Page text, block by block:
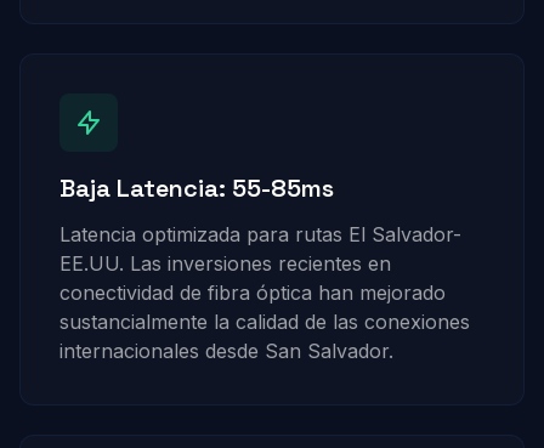
Baja Latencia: 55-85ms
Latencia optimizada para rutas El Salvador-
EE.UU. Las inversiones recientes en
conectividad de fibra óptica han mejorado
sustancialmente la calidad de las conexiones
internacionales desde San Salvador.